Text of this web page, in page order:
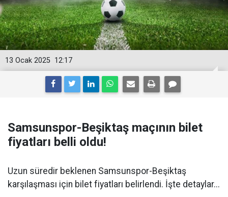
12:17
13 Ocak 2025
Samsunspor-Beşiktaş maçının bilet
fiyatları belli oldu!
Uzun süredir beklenen Samsunspor-Beşiktaş
karşılaşması için bilet fiyatları belirlendi. İşte detaylar...